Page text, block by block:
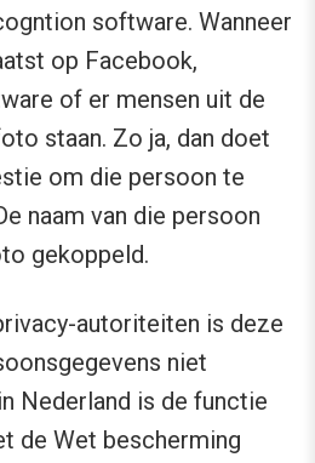
software. Wanneer
op Facebook,
of er mensen uit de
staan. Zo ja, dan doet
om die persoon te
naam van die persoon
gekoppeld.
autoriteiten is deze
niet
Nederland is de functie
de Wet bescherming